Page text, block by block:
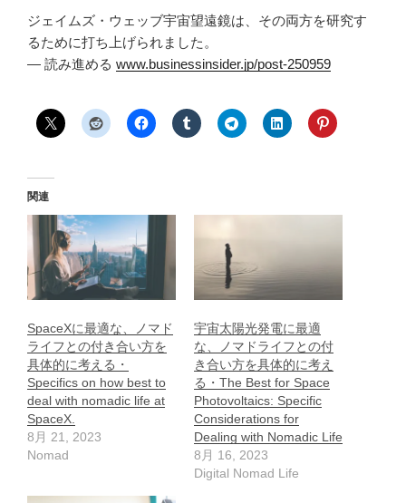
ジェイムズ・ウェッブ宇宙望遠鏡は、その両方を研究す
るために打ち上げられました。
— 読み進める www.businessinsider.jp/post-250959
関連
SpaceXに最適な、ノマド
ライフとの付き合い方を
具体的に考える・
Specifics on how best to
deal with nomadic life at
SpaceX.
8月 21, 2023
Nomad
宇宙太陽光発電に最適
な、ノマドライフとの付
き合い方を具体的に考え
る・The Best for Space
Photovoltaics: Specific
Considerations for
Dealing with Nomadic Life
8月 16, 2023
Digital Nomad Life